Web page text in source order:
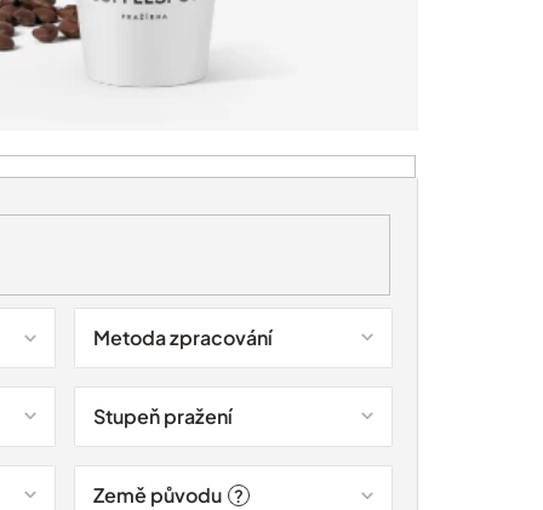
Metoda zpracování
Stupeň pražení
Země původu ?